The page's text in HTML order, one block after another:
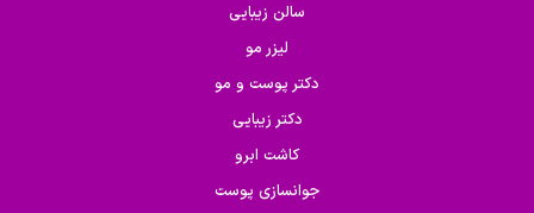
سالن زیبایی
لیزر مو
دکتر پوست و مو
دکتر زیبایی
کاشت ابرو
جوانسازی پوست